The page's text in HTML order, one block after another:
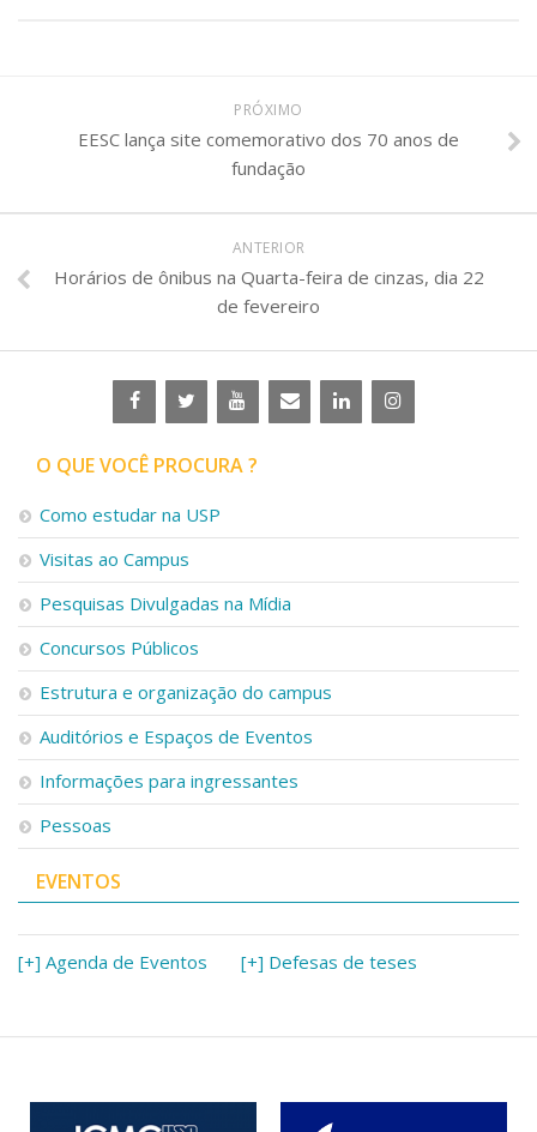
PRÓXIMO
EESC lança site comemorativo dos 70 anos de
fundação
ANTERIOR
Horários de ônibus na Quarta-feira de cinzas, dia 22
de fevereiro
O QUE VOCÊ PROCURA ?
Como estudar na USP
Visitas ao Campus
Pesquisas Divulgadas na Mídia
Concursos Públicos
Estrutura e organização do campus
Auditórios e Espaços de Eventos
Informações para ingressantes
Pessoas
EVENTOS
[+] Agenda de Eventos [+] Defesas de teses